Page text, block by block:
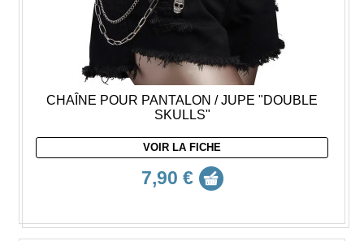
CHAÎNE POUR PANTALON / JUPE "DOUBLE
SKULLS"
VOIR LA FICHE
7,90 €